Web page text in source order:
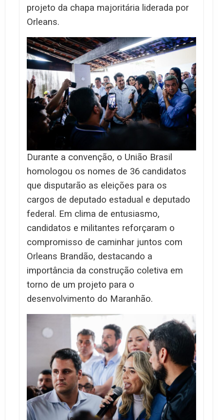
projeto da chapa majoritária liderada por
Orleans.
Durante a convenção, o União Brasil
homologou os nomes de 36 candidatos
que disputarão as eleições para os
cargos de deputado estadual e deputado
federal. Em clima de entusiasmo,
candidatos e militantes reforçaram o
compromisso de caminhar juntos com
Orleans Brandão, destacando a
importância da construção coletiva em
torno de um projeto para o
desenvolvimento do Maranhão.